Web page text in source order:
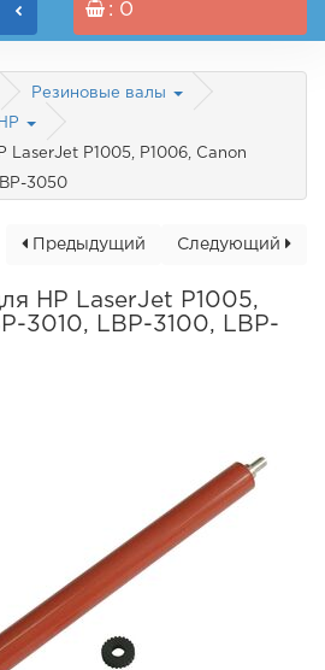
: 0
Резиновые валы
LaserJet P1005, P1006, Canon
3050
Следующий
Предыдущий
HP LaserJet P1005,
3010, LBP-3100, LBP-